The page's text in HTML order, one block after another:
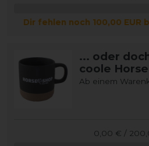
Dir fehlen noch 100,00 EUR
... oder
coole
Ab einem
0,00 € /